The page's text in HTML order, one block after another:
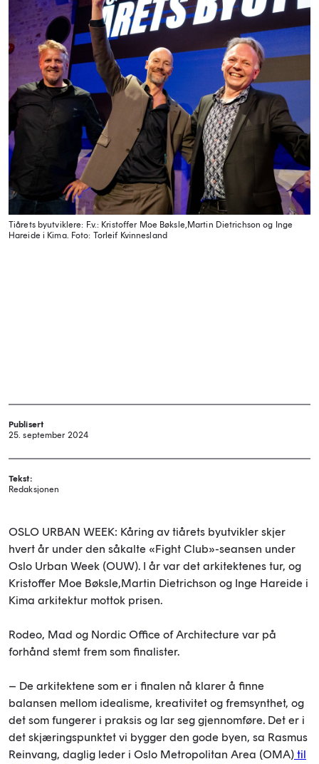
Tiårets byutviklere: F.v.: Kristoffer Moe Bøksle, Martin Dietrichson og Inge
Hareide i Kima. Foto: Torleif Kvinnesland
Publisert
25. september 2024
Tekst:
Redaksjonen
OSLO URBAN WEEK: Kåring av tiårets byutvikler skjer
hvert år under den såkalte «Fight Club»-seansen under
Oslo Urban Week (OUW). I år var det arkitektenes tur, og
Kristoffer Moe Bøksle,Martin Dietrichson og Inge Hareide i
Kima arkitektur mottok prisen.
Rodeo, Mad og Nordic Office of Architecture var på
forhånd stemt frem som finalister.
– De arkitektene som er i finalen nå klarer å finne
balansen mellom idealisme, kreativitet og fremsynthet, og
det som fungerer i praksis og lar seg gjennomføre. Det er i
det skjæringspunktet vi bygger den gode byen, sa Rasmus
Reinvang, daglig leder i Oslo Metropolitan Area (OMA) til